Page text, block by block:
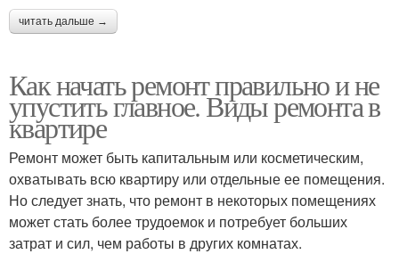
читать дальше →
Как начать ремонт правильно и не
упустить главное. Виды ремонта в
квартире
Ремонт может быть капитальным или косметическим,
охватывать всю квартиру или отдельные ее помещения.
Но следует знать, что ремонт в некоторых помещениях
может стать более трудоемок и потребует больших
затрат и сил, чем работы в других комнатах.